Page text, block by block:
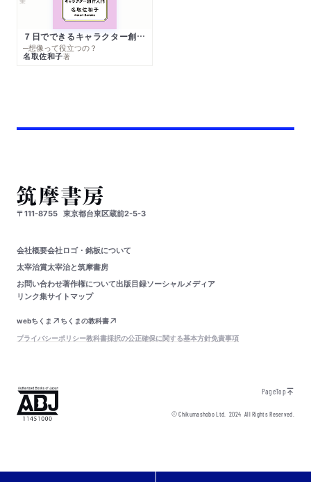
７日でできるキャラクター創作入門
─想像って役立つの？
名取佐和子著
〒111-8755 東京都台東区蔵前2-5-3
会社概要会社ロゴ・銘板について
太宰治賞太宰治と筑摩書房
お問い合わせ著作権について出版目録ソーシャルメディア
リンク集サイトマップ
webちくま
ちくまの教科書
プライバシーポリシー教科書採択の公正確保に関する基本方針免責事項
PageTop
© Chikumashobo Ltd.2024 All Rights Reserved.